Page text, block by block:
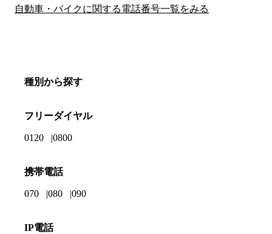
自動車・バイクに関する電話番号一覧をみる
種別から探す
フリーダイヤル
0120 0800
携帯電話
070 080 090
IP電話